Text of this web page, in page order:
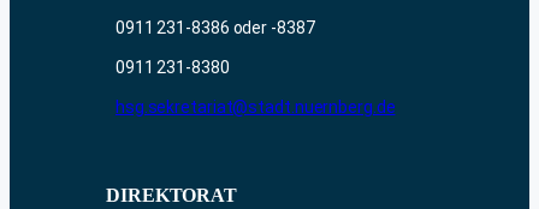
0911 231-8386 oder -8387
0911 231-8380
hsg.sekretariat@stadt.nuernberg.de
DIREKTORAT